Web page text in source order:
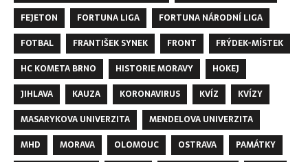
FEJETON
FORTUNA LIGA
FORTUNA NÁRODNÍ LIGA
FOTBAL
FRANTIŠEK SYNEK FRONT
FRÝDEK-MÍSTEK
HC KOMETA BRNO
HISTORIE MORAVY
HOKEJ
JIHLAVA
KAUZA KORONAVIRUS KVÍZ
KVÍZY
MASARYKOVA UNIVERZITA
MENDELOVA UNIVERZITA
MHD
MORAVA OLOMOUC OSTRAVA
PAMÁTKY